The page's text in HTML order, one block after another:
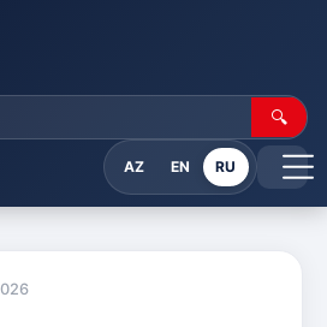
🔍
AZ EN RU